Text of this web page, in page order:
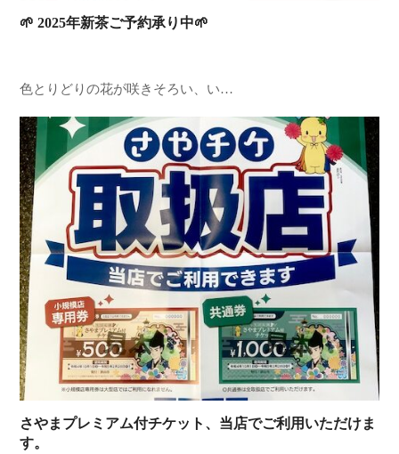
🌱 2025年新茶ご予約承り中🌱
色とりどりの花が咲きそろい、い…
さやまプレミアム付チケット、当店でご利用いただけま
す。